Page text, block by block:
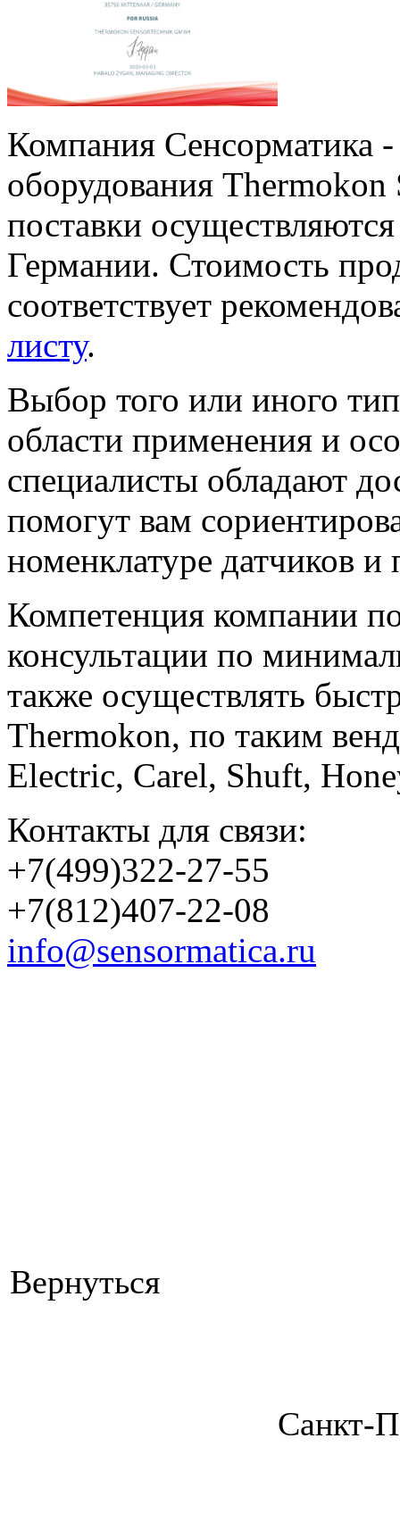
Компания Сенсорматика
оборудования
поставки
Германии. Стоимость
соответствует
листу.
Выбор того или иного
области применения и
специалисты обладают
помогут вам
номенклатуре датчиков и
Компетенция компании
консультации по
также осуществлять
Thermokon, по таким
Electric, Carel, Shuft,
Контакты для связи:
+7(499)322-27-55
+7(812)407-22-08
info@sensormatica.ru
Вернуться
Санкт-